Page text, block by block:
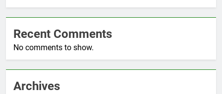
Recent Comments
No comments to show.
Archives